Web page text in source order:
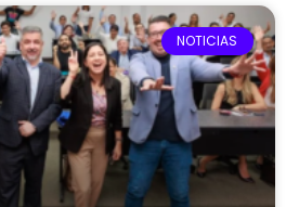
NOTICIAS